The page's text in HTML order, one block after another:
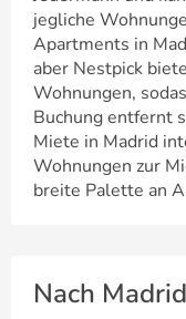
jegliche
Apartments in
aber Nestpick
Wohnungen,
Buchung entfernt
Miete in Madrid
Wohnungen zur
breite Palette an
Nach